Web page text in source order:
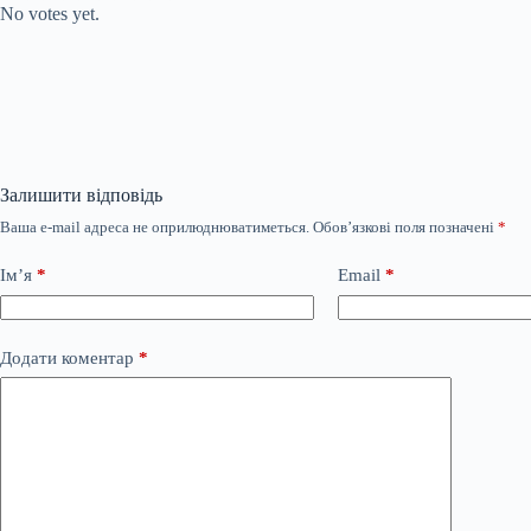
No votes yet.
Залишити відповідь
Ваша e-mail адреса не оприлюднюватиметься. Обов’язкові поля позначені *
Ім’я * Email *
Додати коментар *